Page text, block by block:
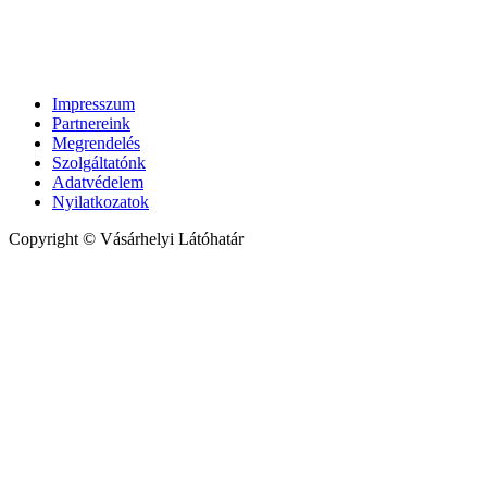
Impresszum
Partnereink
Megrendelés
Szolgáltatónk
Adatvédelem
Nyilatkozatok
Copyright © Vásárhelyi Látóhatár